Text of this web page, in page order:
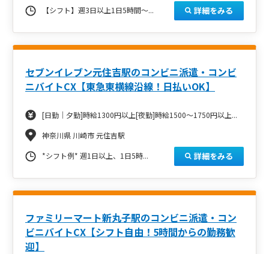
【シフト】週3日以上1日5時間～... 詳細をみる
セブンイレブン元住吉駅のコンビニ派遣・コンビ
ニバイトCX【東急東横線沿線！日払いOK】
[日勤｜夕勤]時給1300円以上[夜勤]時給1500～1750円以上...
神奈川県 川崎市 元住吉駅
*シフト例* 週1日以上、1日5時... 詳細をみる
ファミリーマート新丸子駅のコンビニ派遣・コン
ビニバイトCX【シフト自由！5時間からの勤務歓
迎】